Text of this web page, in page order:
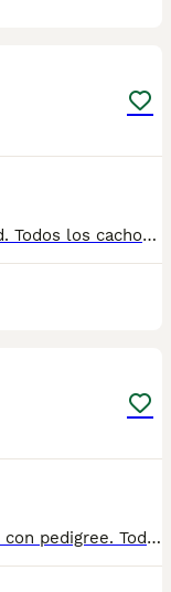
Espectaculares camada de Scotish Fold. Todos los cachorritos se entregan con unos dos meses y medio de edad y sus vacunas correspondientes, desparasitados interna y externamente, con certificado de salud, y garantía tanto por enfermedad vírica como congénito genética. Posibilidad de entregar en toda España mediante transporte propio preparado para animales y con chofer privado. Los precios pueden variar según las características y morfología de cada cachorro. Añádenos al whats app o llámanos, y encantados atenderemos todas tus dudas y consultas. Teléfono / Whats app: 641 92 23 90
Espectaculares camada de scotish fold con pedigree. Todos los cachorritos se entregan con unos dos meses y medio de edad y sus vacunas correspondientes, desparasitados interna y externamente, con certificado de salud, y garantía tanto por enfermedad vírica como congénito genética. Posibilidad de entregar en toda España mediante transporte propio preparado para animales y con chofer privado. Los precios pueden variar según las características y morfología de cada cachorro. Añádenos al whats app o llámanos, y encantados atenderemos todas tus dudas y consultas. Teléfono / Whats app: 641 92 23 90